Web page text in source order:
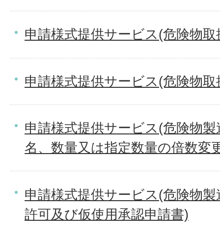
申請様式提供サービス(危険物
申請様式提供サービス(危険物
申請様式提供サービス(危険物
名、数量又は指定数量の倍数変
申請様式提供サービス(危険物
許可及び仮使用承認申請書)